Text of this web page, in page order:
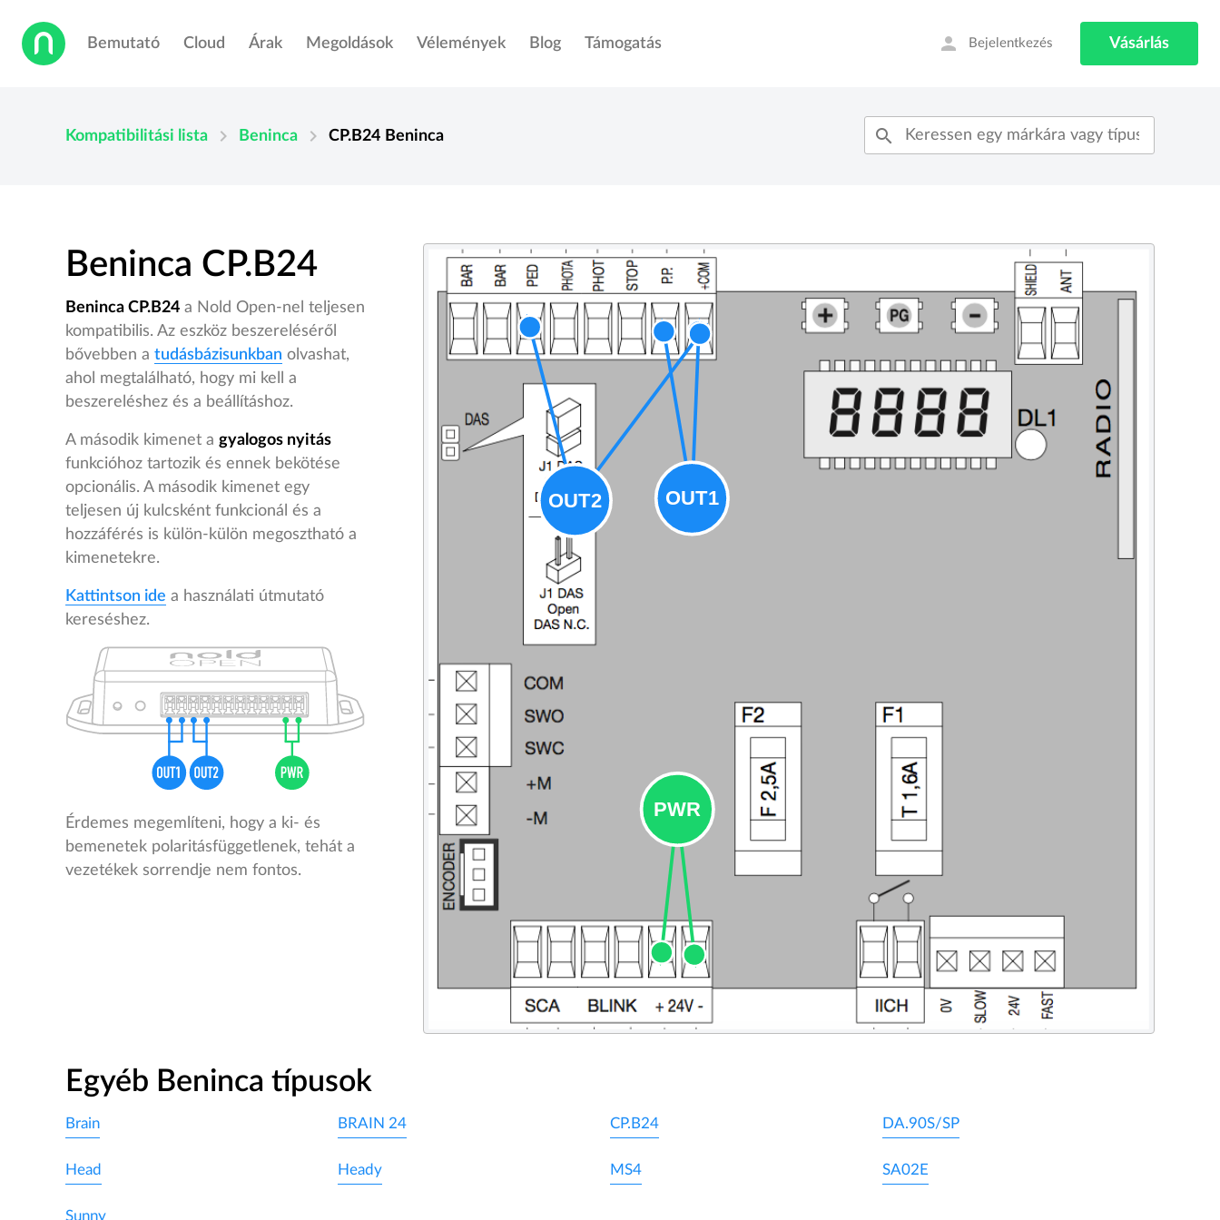
Bemutató Cloud Árak Megoldások Vélemények Blog Támogatás person Bejelentkezés Vásárlás
Kompatibilitási lista chevron_right Beninca chevron_right CP.B24 Beninca search
Beninca CP.B24
Beninca CP.B24 a Nold Open-nel teljesen
kompatibilis. Az eszköz beszereléséről
bővebben a tudásbázisunkban olvashat,
ahol megtalálható, hogy mi kell a
beszereléshez és a beállításhoz.
A második kimenet a gyalogos nyitás
funkcióhoz tartozik és ennek bekötése
opcionális. A második kimenet egy
teljesen új kulcsként funkcionál és a
hozzáférés is külön-külön megosztható a
kimenetekre.
Kattintson ide a használati útmutató
kereséshez.
Érdemes megemlíteni, hogy a ki- és
bemenetek polaritásfüggetlenek, tehát a
vezetékek sorrendje nem fontos.
Egyéb Beninca típusok
Brain BRAIN 24 CP.B24 DA.90S/SP
Head Heady MS4 SA02E
Sunny